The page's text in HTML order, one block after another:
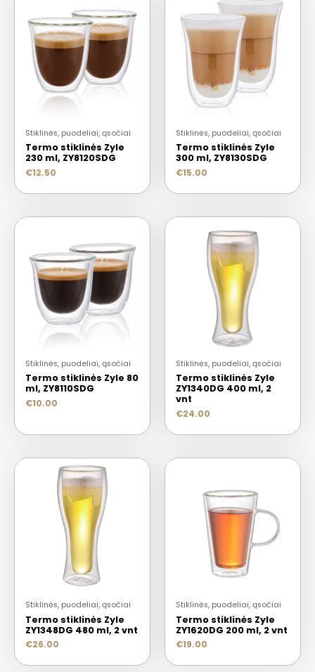
Stiklinės, puodeliai, ąsočiai
Termo stiklinės Zyle
230 ml, ZY8120SDG
€12.50
Stiklinės, puodeliai, ąsočiai
Termo stiklinės Zyle
300 ml, ZY8130SDG
€15.00
Stiklinės, puodeliai, ąsočiai
Termo stiklinės Zyle 80
ml, ZY8110SDG
€10.00
Stiklinės, puodeliai, ąsočiai
Termo stiklinės Zyle
ZY1340DG 400 ml, 2
vnt
€24.00
Stiklinės, puodeliai, ąsočiai
Termo stiklinės Zyle
ZY1348DG 480 ml, 2 vnt
€26.00
Stiklinės, puodeliai, ąsočiai
Termo stiklinės Zyle
ZY1620DG 200 ml, 2 vnt
€19.00